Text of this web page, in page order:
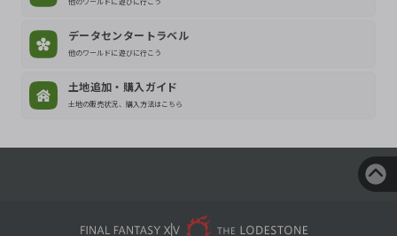
データセンタートラベル
他のワールドに遊びに行こう
土地追加・購入ガイド
土地の販売状況、購入方法はこちら